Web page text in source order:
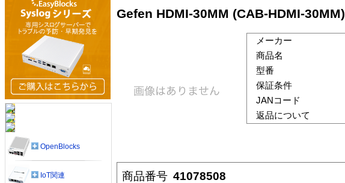
Gefen HDMI-30MM (CAB-HDMI-30MM)
メーカー
商品名
型番
保証条件
JANコード
返品について
商品番号 41078508
OpenBlocks
IoT関連